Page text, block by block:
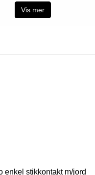
Vis mer